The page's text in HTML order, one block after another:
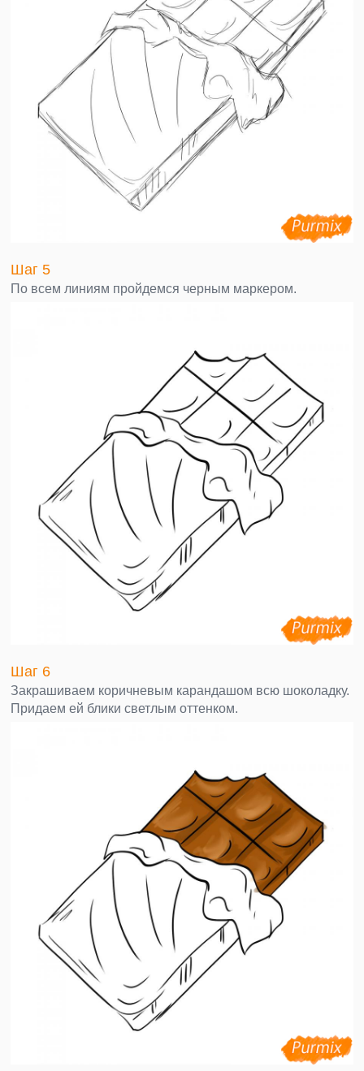
Шаг 5
По всем линиям пройдемся черным маркером.
Шаг 6
Закрашиваем коричневым карандашом всю шоколадку.
Придаем ей блики светлым оттенком.